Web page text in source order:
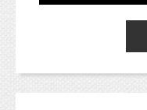
撮影された写真を
11月にお送りしている季